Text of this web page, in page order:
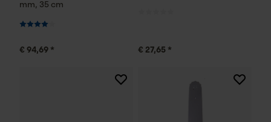
mm, 35 cm
€ 94,69 * € 27,65 *